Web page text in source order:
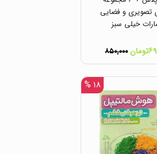
تصویری و فضایی
خیلی سبز
۸۵۰,۰۰۰
۱۸ %